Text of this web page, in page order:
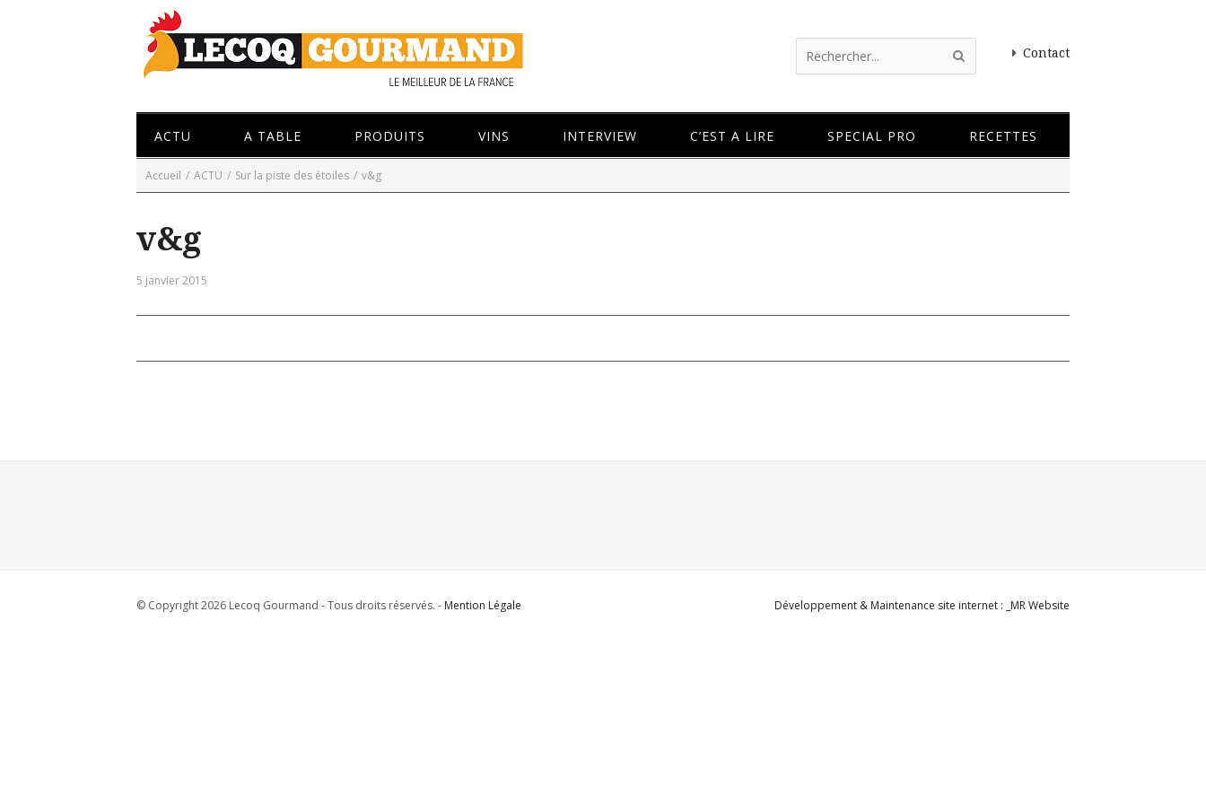
Contact
ACTU A TABLE PRODUITS VINS INTERVIEW C’EST A LIRE SPECIAL PRO RECETTES
Accueil / ACTU / Sur la piste des étoiles / v&g
v&g
5 janvier 2015
© Copyright 2026 Lecoq Gourmand - Tous droits réservés. - Mention Légale Développement & Maintenance site internet : _MR Website